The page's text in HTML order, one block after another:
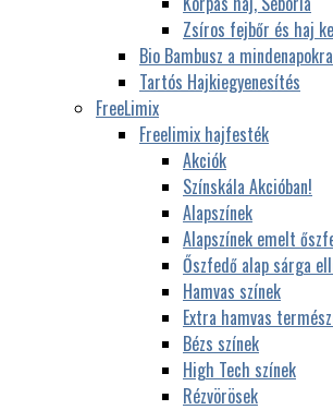
Zsíros fejbőr és haj
Bio Bambusz a mindenapokra
Tartós Hajkiegyenesítés
FreeLimix
Freelimix hajfesték
Akciók
Színskála Akcióban!
Alapszínek
Alapszínek emelt
Őszfedő alap sárga
Hamvas színek
Extra hamvas
Bézs színek
High Tech színek
Rézvörösek